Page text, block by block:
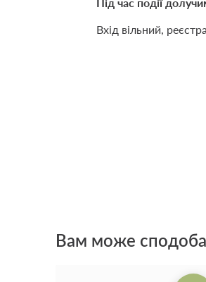
Вхід вільний,
Вам може